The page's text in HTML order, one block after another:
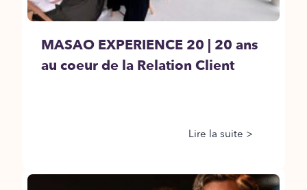
MASAO EXPERIENCE 20 | 20 ans
au coeur de la Relation Client
Lire la suite >